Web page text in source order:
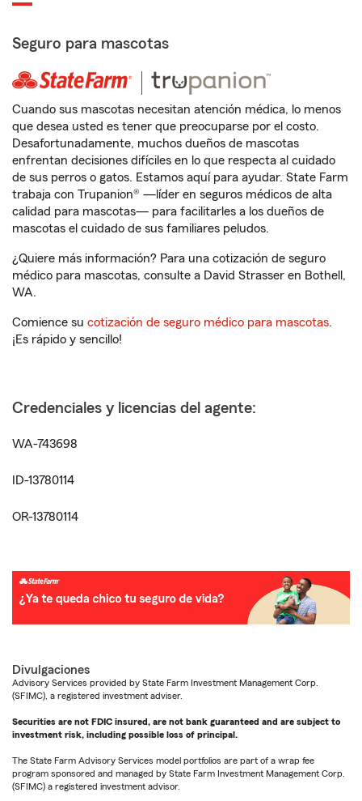
Seguro para mascotas
Cuando sus mascotas necesitan atención médica, lo menos
que desea usted es tener que preocuparse por el costo.
Desafortunadamente, muchos dueños de mascotas
enfrentan decisiones difíciles en lo que respecta al cuidado
de sus perros o gatos. Estamos aquí para ayudar. State Farm
trabaja con Trupanion® —líder en seguros médicos de alta
calidad para mascotas— para facilitarles a los dueños de
mascotas el cuidado de sus familiares peludos.
¿Quiere más información? Para una cotización de seguro
médico para mascotas, consulte a David Strasser en Bothell,
WA.
Comience su cotización de seguro médico para mascotas.
¡Es rápido y sencillo!
Credenciales y licencias del agente:
WA-743698
ID-13780114
OR-13780114
Divulgaciones
Advisory Services provided by State Farm Investment Management Corp.
(SFIMC), a registered investment adviser.
Securities are not FDIC insured, are not bank guaranteed and are subject to
investment risk, including possible loss of principal.
The State Farm Advisory Services model portfolios are part of a wrap fee
program sponsored and managed by State Farm Investment Management Corp.
(SFIMC) a registered investment advisor.